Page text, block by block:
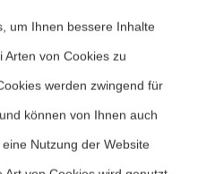
um Ihnen bessere Inhalte
Arten von Cookies zu
werden zwingend für
können von Ihnen auch
Nutzung der Website